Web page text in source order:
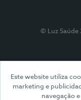
Este website utiliza
marketing e
navegação
© Luz Saúde